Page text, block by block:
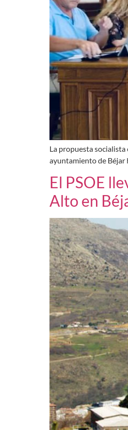
La propuesta socialista
ayuntamiento de Béjar
El PSOE
Alto en